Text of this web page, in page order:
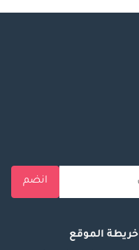
انضم
خريطة الموقع